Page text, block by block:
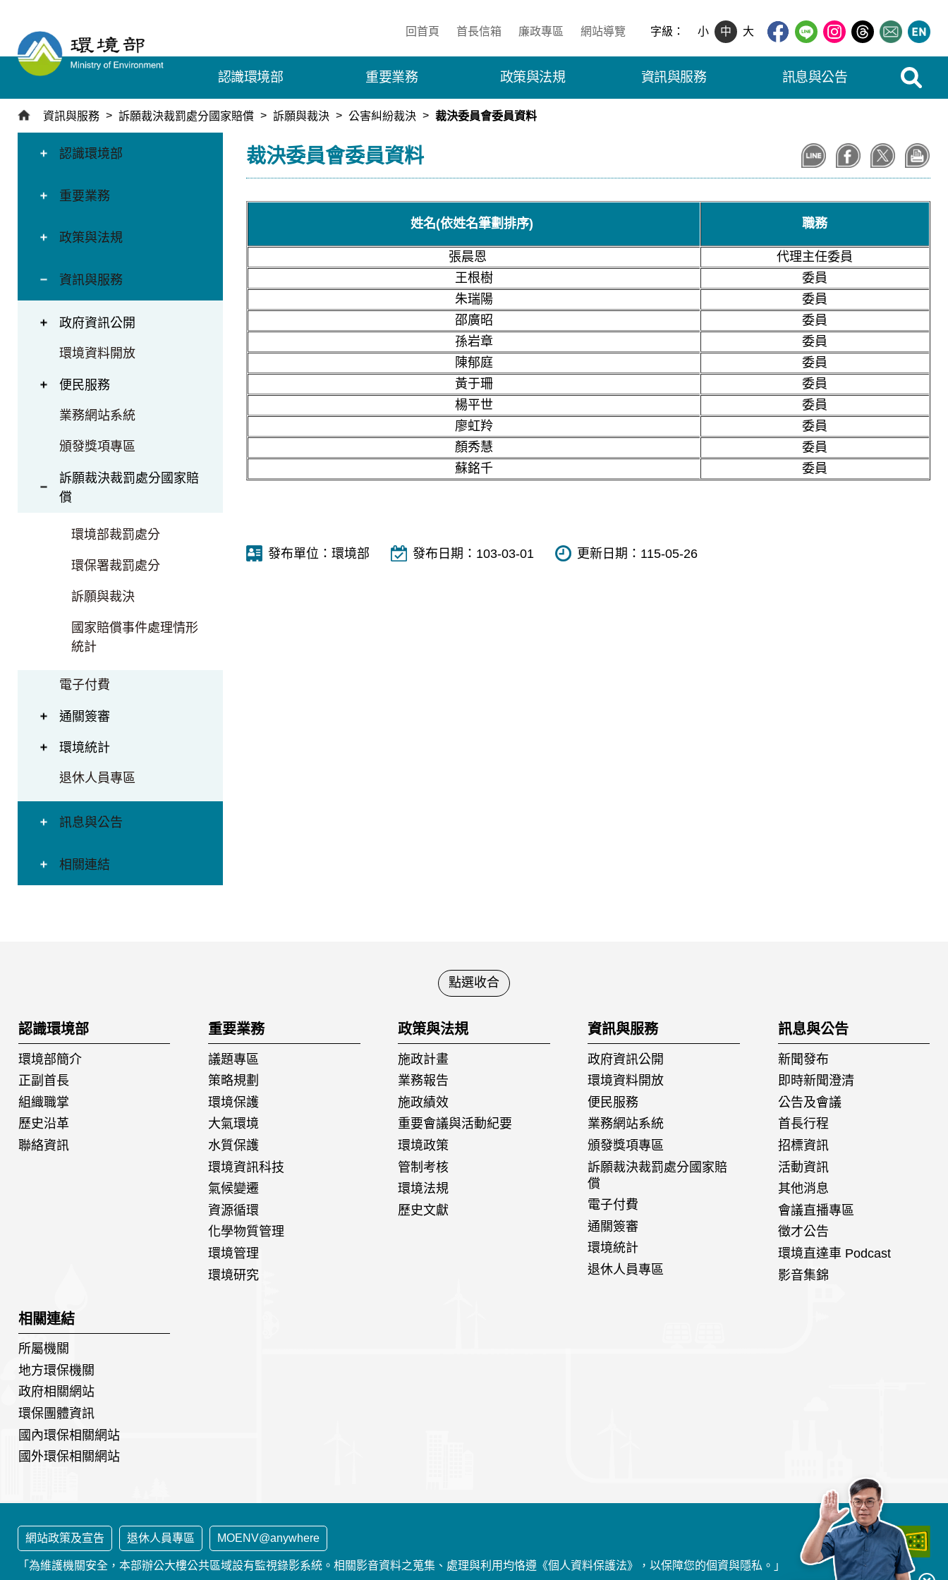
容
回首頁 首長信箱 廉政專區 網站導覽 字級： 小 中 大
認識環境部 重要業務 政策與法規 資訊與服務 訊息與公告
展開搜尋
資訊與服務 訴願裁決裁罰處分國家賠償 訴願與裁決 公害糾紛裁決 裁決委員會委員資料
認識環境部
重要業務
政策與法規
資訊與服務
政府資訊公開
環境資料開放
便民服務
業務網站系統
頒發獎項專區
訴願裁決裁罰處分國家賠
償
環境部裁罰處分
環保署裁罰處分
訴願與裁決
國家賠償事件處理情形
統計
電子付費
通關簽審
環境統計
退休人員專區
訊息與公告
相關連結
裁決委員會委員資料
姓名(依姓名筆劃排序) 職務
張晨恩
代理主任委員
王根樹
委員
朱瑞陽
委員
邵廣昭
委員
孫岩章
委員
陳郁庭
委員
黃于珊
委員
楊平世
委員
廖虹羚
委員
顏秀慧
委員
蘇銘千
委員
發布單位： 環境部 發布日期： 103-03-01 更新日期： 115-05-26
點選收合
認識環境部
環境部簡介
正副首長
組織職掌
歷史沿革
聯絡資訊
重要業務
議題專區
策略規劃
環境保護
大氣環境
水質保護
環境資訊科技
氣候變遷
資源循環
化學物質管理
環境管理
環境研究
政策與法規
施政計畫
業務報告
施政績效
重要會議與活動紀要
環境政策
管制考核
環境法規
歷史文獻
資訊與服務
政府資訊公開
環境資料開放
便民服務
業務網站系統
頒發獎項專區
訴願裁決裁罰處分國家賠
償
電子付費
通關簽審
環境統計
退休人員專區
訊息與公告
新聞發布
即時新聞澄清
公告及會議
首長行程
招標資訊
活動資訊
其他消息
會議直播專區
徵才公告
環境直達車 Podcast
影音集錦
相關連結
所屬機關
地方環保機關
政府相關網站
環保團體資訊
國內環保相關網站
國外環保相關網站
網站政策及宣告 退休人員專區 MOENV@anywhere
「為維護機關安全，本部辦公大樓公共區域設有監視錄影系統。相關影音資料之蒐集、處理與利用均恪遵《個人資料保護法》，以保障您的個資與隱私。」